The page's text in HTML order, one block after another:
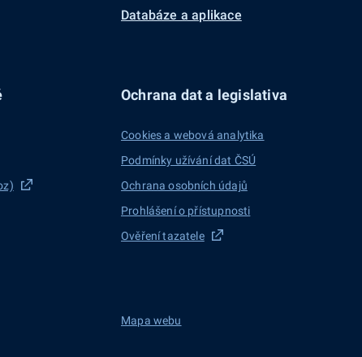
Databáze a aplikace
Ochrana dat a legislativa
Cookies a webová analytika
Podmínky užívání dat ČSÚ
Ochrana osobních údajů
Prohlášení o přístupnosti
Ověření tazatele
Mapa webu